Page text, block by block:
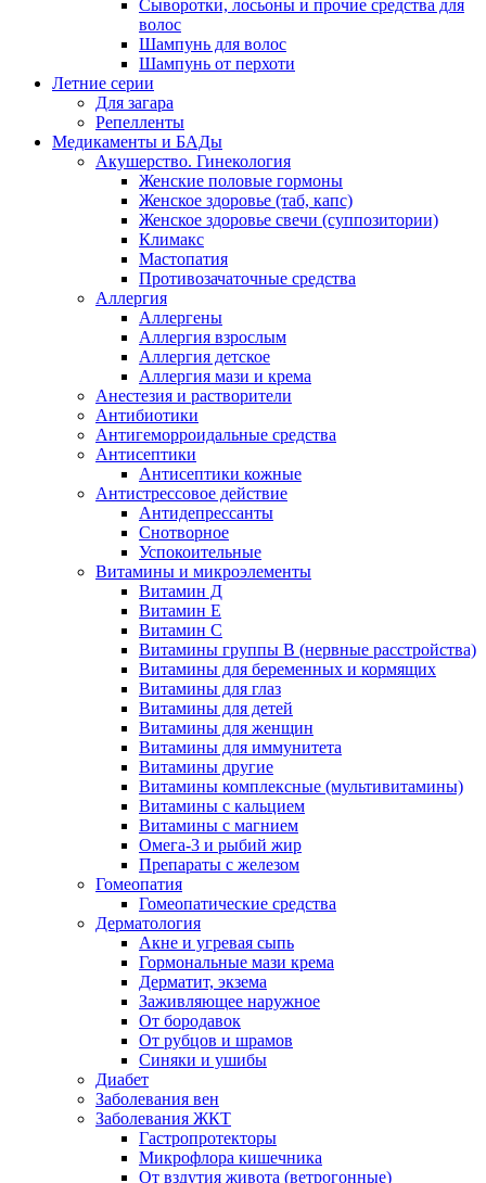
Сыворотки, лосьоны и прочие средства для
волос
Шампунь для волос
Шампунь от перхоти
Летние серии
Для загара
Репелленты
Медикаменты и БАДы
Акушерство. Гинекология
Женские половые гормоны
Женское здоровье (таб, капс)
Женское здоровье свечи (суппозитории)
Климакс
Мастопатия
Противозачаточные средства
Аллергия
Аллергены
Аллергия взрослым
Аллергия детское
Аллергия мази и крема
Анестезия и растворители
Антибиотики
Антигеморроидальные средства
Антисептики
Антисептики кожные
Антистрессовое действие
Антидепрессанты
Снотворное
Успокоительные
Витамины и микроэлементы
Витамин Д
Витамин Е
Витамин С
Витамины группы В (нервные расстройства)
Витамины для беременных и кормящих
Витамины для глаз
Витамины для детей
Витамины для женщин
Витамины для иммунитета
Витамины другие
Витамины комплексные (мультивитамины)
Витамины с кальцием
Витамины с магнием
Омега-3 и рыбий жир
Препараты с железом
Гомеопатия
Гомеопатические средства
Дерматология
Акне и угревая сыпь
Гормональные мази крема
Дерматит, экзема
Заживляющее наружное
От бородавок
От рубцов и шрамов
Синяки и ушибы
Диабет
Заболевания вен
Заболевания ЖКТ
Гастропротекторы
Микрофлора кишечника
От вздутия живота (ветрогонные)